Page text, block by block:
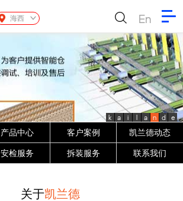
海西 En
k a i l a n d e
产品中心 客户案例 凯兰德动态
安检服务 拆装服务 联系我们
关于凯兰德